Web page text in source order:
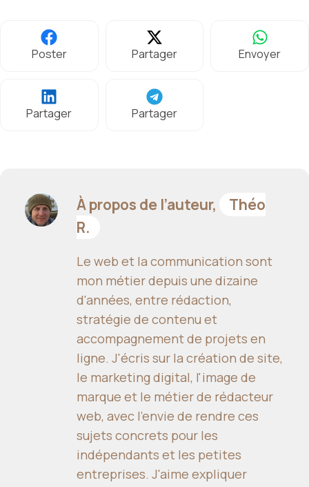
Poster Partager Envoyer
Partager Partager
À propos de l’auteur,
Théo
R.
Le web et la communication sont
mon métier depuis une dizaine
d'années, entre rédaction,
stratégie de contenu et
accompagnement de projets en
ligne. J'écris sur la création de site,
le marketing digital, l'image de
marque et le métier de rédacteur
web, avec l'envie de rendre ces
sujets concrets pour les
indépendants et les petites
entreprises. J'aime expliquer